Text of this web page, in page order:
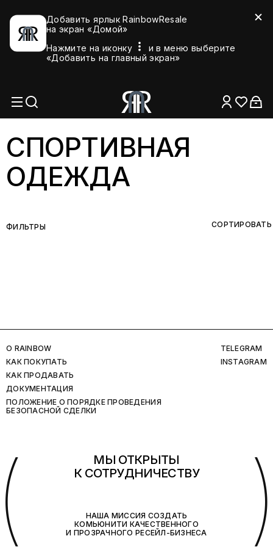
Добавить ярлык RainbowResale
на экран «Домой»
Нажмите на иконку
и в меню выберите
«Добавить на главный экран»
СПОРТИВНАЯ
ОДЕЖДА
ФИЛЬТРЫ СОРТИРОВАТЬ
O RAINBOW
КАК ПОКУПАТЬ
КАК ПРОДАВАТЬ
ДОКУМЕНТАЦИЯ
ПОЛОЖЕНИЕ О ПОРЯДКЕ ПРОВЕДЕНИЯ
БЕЗОПАСНОЙ СДЕЛКИ
TELEGRAM
INSTAGRAM
МЫ ОТКРЫТЫ
К СОТРУДНИЧЕСТВУ
НАША МИССИЯ СОЗДАТЬ
КОМЬЮНИТИ КАЧЕСТВЕННОГО
И ПРОЗРАЧНОГО РЕСЕЙЛ-БИЗНЕСА